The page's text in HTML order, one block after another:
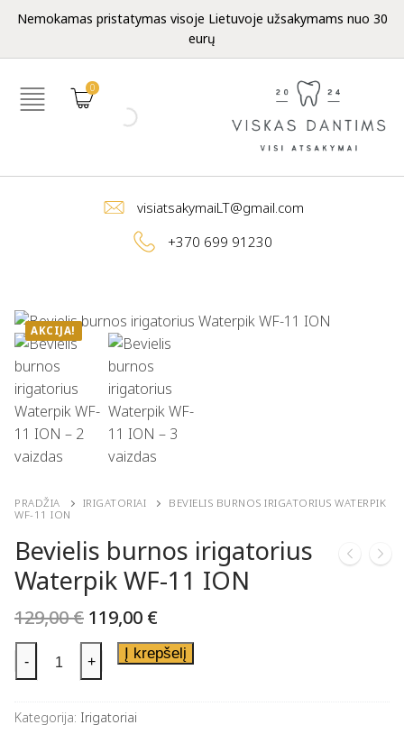
Nemokamas pristatymas visoje Lietuvoje užsakymams nuo 30
eurų
0
visiatsakymaiLT@gmail.com
+370 699 91230
AKCIJA!
PRADŽIA IRIGATORIAI
BEVIELIS BURNOS IRIGATORIUS WATERPIK
WF-11 ION
Bevielis burnos irigatorius
Waterpik WF-11 ION
129,00€ 119,00 €
- + Į krepšelį
Kategorija: Irigatoriai